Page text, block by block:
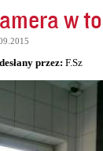
w
przez: F.Sz